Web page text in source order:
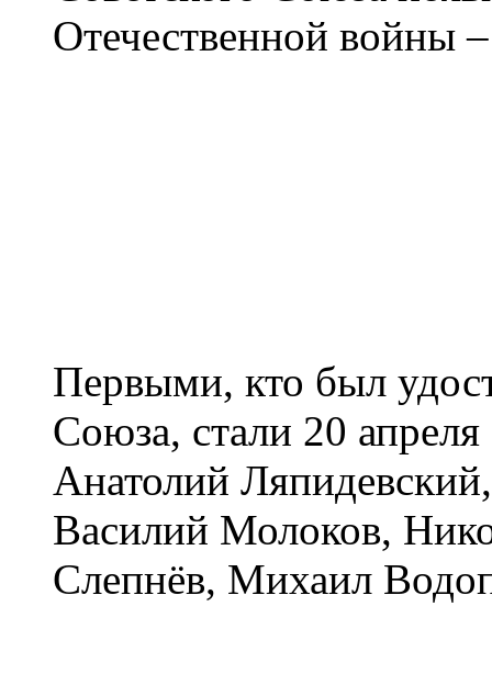
Отечественной войны
Первыми, кто был
Союза, стали 20
Анатолий
Василий Молоков,
Слепнёв, Михаил